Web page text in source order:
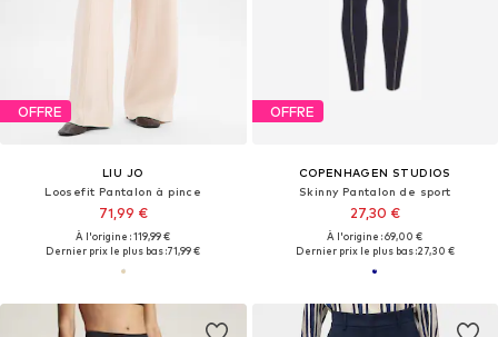
OFFRE
LIU JO
Loosefit Pantalon à pince
71,99 €
À l'origine : 119,99 €
Dernier prix le plus bas :71,99 €
OFFRE
COPENHAGEN STUDIOS
Skinny Pantalon de sport
27,30 €
À l'origine : 69,00 €
Dernier prix le plus bas :27,30 €